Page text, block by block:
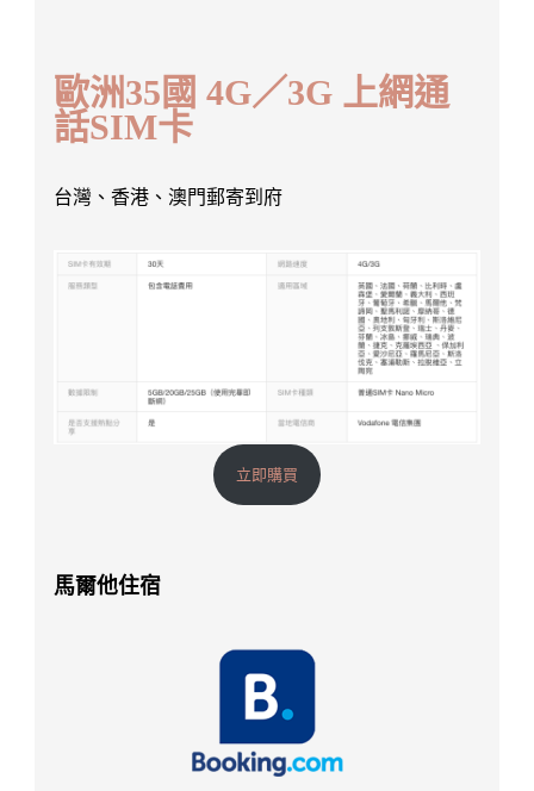
歐洲35國 4G／3G 上網通
話SIM卡
台灣、香港、澳門郵寄到府
立即購買
馬爾他住宿